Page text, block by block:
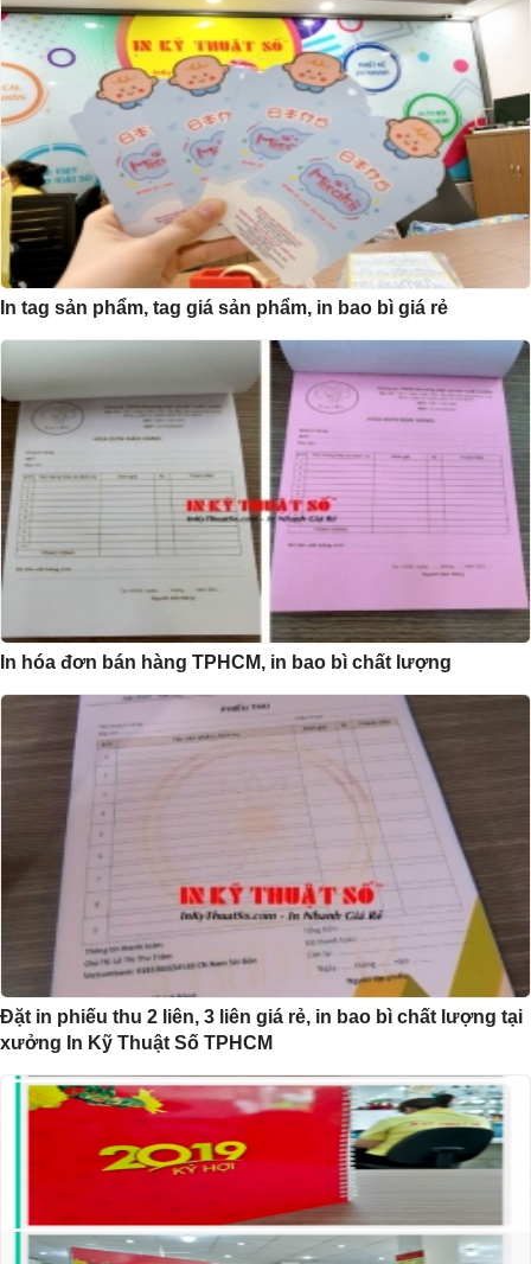
In tag sản phẩm, tag giá sản phẩm, in bao bì giá rẻ
In hóa đơn bán hàng TPHCM, in bao bì chất lượng
Đặt in phiếu thu 2 liên, 3 liên giá rẻ, in bao bì chất lượng tại
xưởng In Kỹ Thuật Số TPHCM